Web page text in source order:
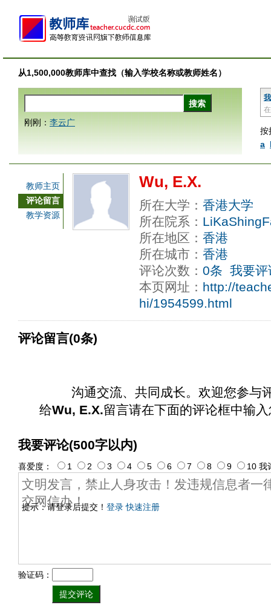
从1,500,000教师库中查找（输入学校名称或教师姓名）
按
a
刚刚： 李云广
教师主页
评论留言
教学资源
Wu, E.X.
所在大学： 香港大学
所在院系：
所在地区： 香港
所在城市： 香港
评论次数： 0条 我要评
本页网址： http://
hi/1954599.html
评论留言(0条)
沟通交流、共同成长。欢迎您参与
给Wu, E.X.留言请在下面的评论框中输
我要评论(500字以内)
提示：请登录后提交！ 登录 快速注册
喜爱度： 1 2 3 4 5 6 7 8 9 10 我
验证码：